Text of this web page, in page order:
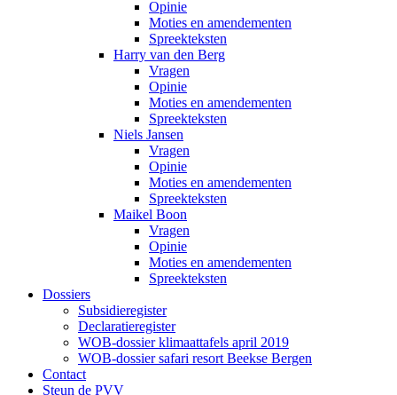
Opinie
Moties en amendementen
Spreekteksten
Harry van den Berg
Vragen
Opinie
Moties en amendementen
Spreekteksten
Niels Jansen
Vragen
Opinie
Moties en amendementen
Spreekteksten
Maikel Boon
Vragen
Opinie
Moties en amendementen
Spreekteksten
Dossiers
Subsidieregister
Declaratieregister
WOB-dossier klimaattafels april 2019
WOB-dossier safari resort Beekse Bergen
Contact
Steun de PVV